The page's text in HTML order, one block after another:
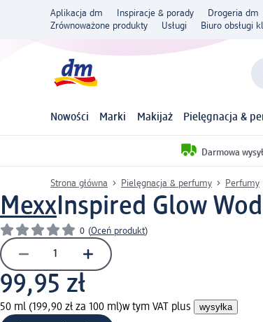
Aplikacja dm Inspiracje & porady
Drogeria dm
Zrównoważone produkty
Usługi Biuro obsługi
Nowości Marki Makijaż Pielęgnacja &
Darmowa
Strona główna Pielęgnacja & perfumy Perfumy
MexxInspired Glow
0 (Oceń produkt)
99,95 zł
50 ml (199,90 zł za 100 ml)w tym VAT plus wysyłka